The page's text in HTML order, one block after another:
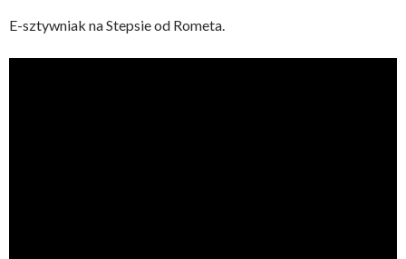
E-sztywniak na Stepsie od Rometa.